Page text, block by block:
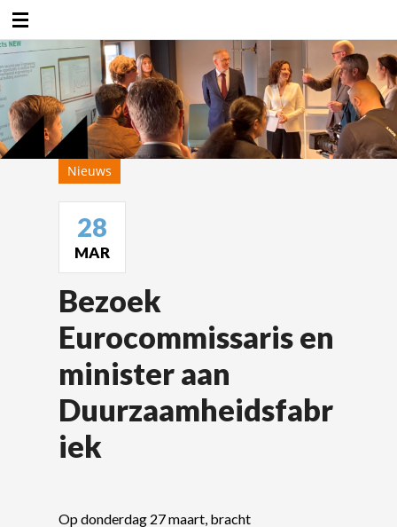
Nieuws
28
MAR
Bezoek
Eurocommissaris en
minister aan
Duurzaamheidsfabr
iek
Op donderdag 27 maart, bracht